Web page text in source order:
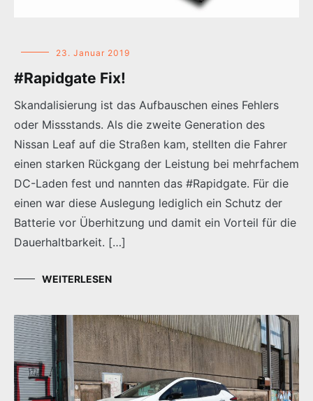
23. Januar 2019
#Rapidgate Fix!
Skandalisierung ist das Aufbauschen eines Fehlers
oder Missstands. Als die zweite Generation des
Nissan Leaf auf die Straßen kam, stellten die Fahrer
einen starken Rückgang der Leistung bei mehrfachem
DC-Laden fest und nannten das #Rapidgate. Für die
einen war diese Auslegung lediglich ein Schutz der
Batterie vor Überhitzung und damit ein Vorteil für die
Dauerhaltbarkeit. […]
WEITERLESEN